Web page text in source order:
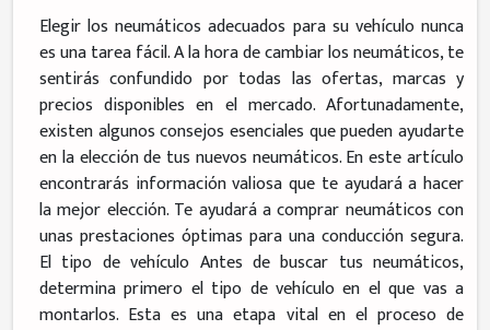
Elegir los neumáticos adecuados para su vehículo nunca
es una tarea fácil. A la hora de cambiar los neumáticos, te
sentirás confundido por todas las ofertas, marcas y
precios disponibles en el mercado. Afortunadamente,
existen algunos consejos esenciales que pueden ayudarte
en la elección de tus nuevos neumáticos. En este artículo
encontrarás información valiosa que te ayudará a hacer
la mejor elección. Te ayudará a comprar neumáticos con
unas prestaciones óptimas para una conducción segura.
El tipo de vehículo Antes de buscar tus neumáticos,
determina primero el tipo de vehículo en el que vas a
montarlos. Esta es una etapa vital en el proceso de